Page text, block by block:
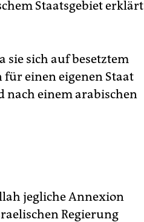
Staatsgebiet erklärt
sie sich auf besetztem
einen eigenen Staat
nach einem arabischen
jegliche Annexion
Regierung